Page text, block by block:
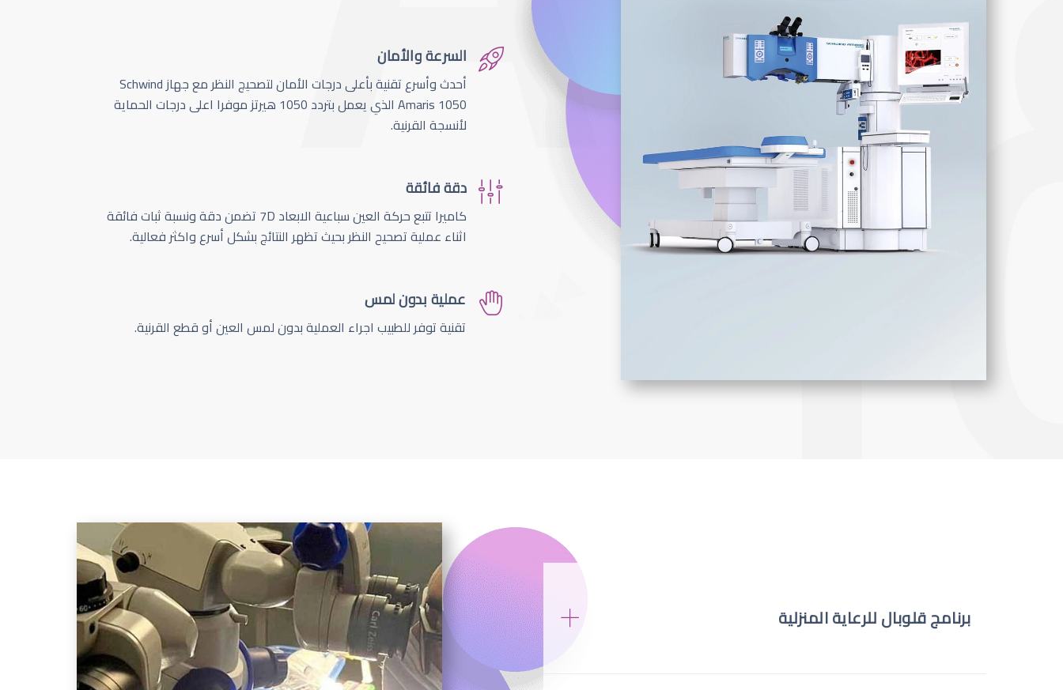
السرعة والأمان
أحدث وأسرع تقنية بأعلى درجات الأمان لتصحيج النظر مع جهاز Schwind
Amaris 1050 الذي يعمل بتردد 1050 هيرتز موفرا اعلى درجات الحماية
لأنسجة القرنية.
دقة فائقة
كاميرا تتبع حركة العين سباعية الابعاد 7D تضمن دقة ونسبة ثبات فائقة
اثناء عملية تصحيح النظر بحيث تظهر النتائج بشكل أسرع واكثر فعالية.
عملية بدون لمس
تقنية توفر للطبيب اجراء العملية بدون لمس العين أو قطع القرنية.
برنامج قلوبال للرعاية المنزلية